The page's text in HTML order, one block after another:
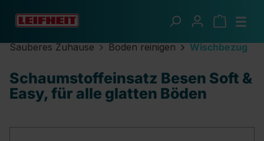
Zum Hauptinhalt springen
Sauberes Zuhause Boden reinigen Wischbezug
Schaumstoffeinsatz Besen Soft &
Easy, für alle glatten Böden